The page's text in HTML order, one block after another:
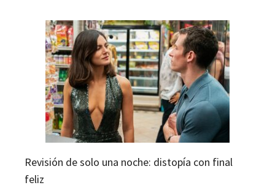
Revisión de solo una noche: distopía con final
feliz